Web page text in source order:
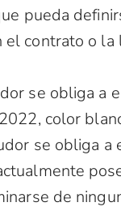
pueda
contrato o la
se obliga a
color
se obliga
de